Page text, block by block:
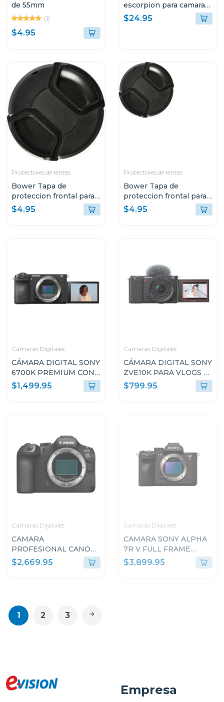
de 55mm
(1)
$4.95
escorpion para camaras
dSLR
$24.95
Protectores de lentes
Bower Tapa de
proteccion frontal para
lentes 67mm
$4.95
Protectores de lentes
Bower Tapa de
proteccion frontal para
lentes 72mm
$4.95
Camaras Digitales
CÁMARA DIGITAL SONY
6700K PREMIUM CON
MONTURA E + LENTE E
PZ 16-50MM F3.5-5.6
$1,499.95
Camaras Digitales
CÁMARA DIGITAL SONY
ZVE10K PARA VLOGS +
LENTE E PZ 16-50MM
F3.5-5.6 OSS II
$799.95
Camaras Digitales
CAMARA
PROFESIONAL CANON
DIGITAL MIRRORLESS
EOS R6 MARK III SOLO
$2,669.95
Camaras Digitales
CAMARA SONY ALPHA
7R V FULL FRAME
MIRRORLESS DE
LENTE
$3,899.95
1 2 3
Empresa